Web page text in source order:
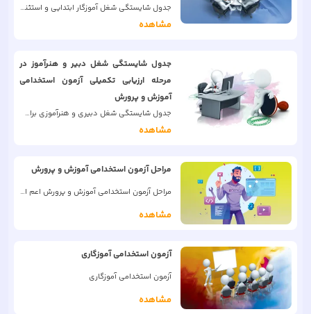
جدول شایستگی شغل آموزگار ابتدایی و استثنایی برای سنجش و ارزیابی شایستگی‌های معلمی در مرحله ارزیابی تکمیلی
مشاهده
جدول شایستگی شغل دبیر و هنرآموز در
مرحله ارزیابی تکمیلی آزمون استخدامی
آموزش و پرورش
جدول شایستگی شغل دبیری و هنرآموزی برای سنجش و ارزیابی شایستگی‌های معلمی در مرحله ارزیابی تکمیلی
مشاهده
مراحل آزمون استخدامی آموزش و پرورش
مراحل آزمون استخدامی آموزش و پرورش اعم از آموزگاری، استثنائی، دبیری و هنرآموز
مشاهده
آزمون استخدامی آموزگاری
آزمون استخدامی آموزگاری
مشاهده